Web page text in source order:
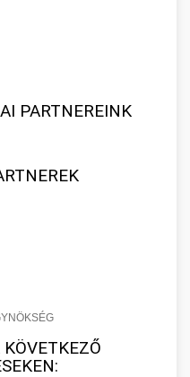
PARTNEREINK